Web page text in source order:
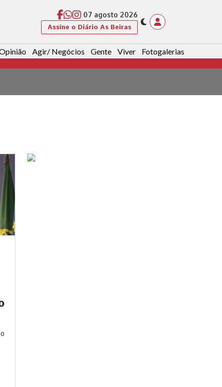
07 agosto 2026
Assine o Diário As Beiras
Agir/ Negócios Gente Viver Fotogalerias